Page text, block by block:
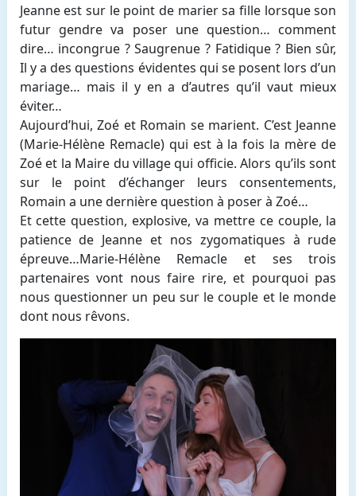
Jeanne est sur le point de marier sa fille lorsque son
futur gendre va poser une question… comment
dire… incongrue ? Saugrenue ? Fatidique ? Bien sûr,
Il y a des questions évidentes qui se posent lors d’un
mariage… mais il y en a d’autres qu’il vaut mieux
éviter…
Aujourd’hui, Zoé et Romain se marient. C’est Jeanne
(Marie-Hélène Remacle) qui est à la fois la mère de
Zoé et la Maire du village qui officie. Alors qu’ils sont
sur le point d’échanger leurs consentements,
Romain a une dernière question à poser à Zoé…
Et cette question, explosive, va mettre ce couple, la
patience de Jeanne et nos zygomatiques à rude
épreuve…Marie-Hélène Remacle et ses trois
partenaires vont nous faire rire, et pourquoi pas
nous questionner un peu sur le couple et le monde
dont nous rêvons.